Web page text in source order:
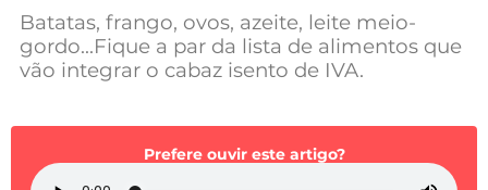
Negócios
Mundial 2026
Batatas, frango, ovos, azeite, leite meio-
gordo…Fique a par da lista de alimentos que
vão integrar o cabaz isento de IVA.
Prefere ouvir este artigo?